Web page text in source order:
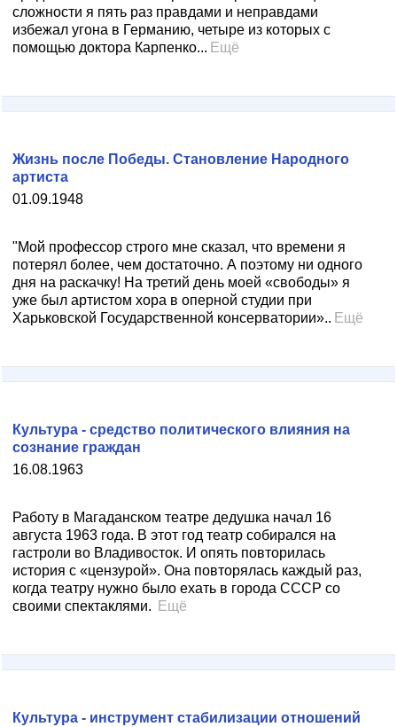
сложности я пять раз правдами и неправдами
избежал угона в Германию, четыре из которых с
помощью доктора Карпенко... Ещё
01.09.1948
Жизнь после Победы. Становление Народного
артиста
"Мой профессор строго мне сказал, что времени я
потерял более, чем достаточно. А поэтому ни одного
дня на раскачку! На третий день моей «свободы» я
уже был артистом хора в оперной студии при
Харьковской Государственной консерватории».. Ещё
16.08.1963
Культура - средство политического влияния на
сознание граждан
Работу в Магаданском театре дедушка начал 16
августа 1963 года. В этот год театр собирался на
гастроли во Владивосток. И опять повторилась
история с «цензурой». Она повторялась каждый раз,
когда театру нужно было ехать в города СССР со
своими спектаклями.
Ещё
Культура - инструмент стабилизации отношений